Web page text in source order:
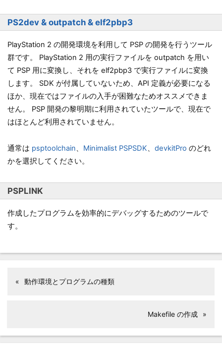
PS2dev & outpatch & elf2pbp3
PlayStation 2 の開発環境を利用して PSP の開発を行うツール
群です。 PlayStation 2 用の実行ファイルを outpatch を用い
て PSP 用に変換し、それを elf2pbp3 で実行ファイルに変換
します。 SDK が付属していないため、API 定義が必要になる
ほか、現在ではファイルの入手が困難なためオススメできま
せん。 PSP 開発の黎明期に利用されていたツールで、現在で
はほとんど利用されていません。
通常は psptoolchain Minimalist PSPSDK devkitPro のどれ
かを選択してください。
PSPLINK
作成したプログラムを効率的にデバッグするためのツールで
す。
« 動作環境とプログラムの種類
Makefile の作成 »